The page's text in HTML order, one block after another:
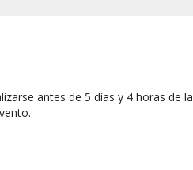
antes de 5 días y 4 horas de la